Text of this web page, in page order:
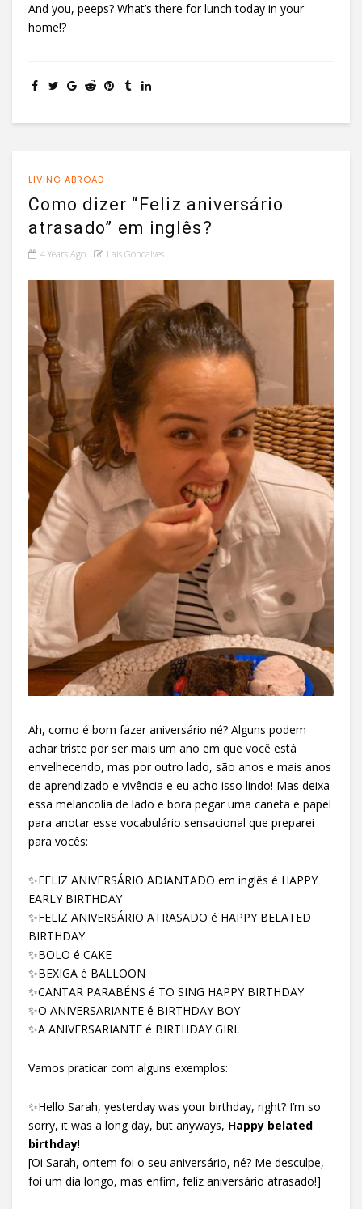
And you, peeps? What’s there for lunch today in your
home!?
LIVING ABROAD
Como dizer “Feliz aniversário
atrasado” em inglês?
4 Years Ago Lais Goncalves
Ah, como é bom fazer aniversário né? Alguns podem
achar triste por ser mais um ano em que você está
envelhecendo, mas por outro lado, são anos e mais anos
de aprendizado e vivência e eu acho isso lindo! Mas deixa
essa melancolia de lado e bora pegar uma caneta e papel
para anotar esse vocabulário sensacional que preparei
para vocês:
✨FELIZ ANIVERSÁRIO ADIANTADO em inglês é HAPPY
EARLY BIRTHDAY
✨FELIZ ANIVERSÁRIO ATRASADO é HAPPY BELATED
BIRTHDAY
✨BOLO é CAKE
✨BEXIGA é BALLOON
✨CANTAR PARABÉNS é TO SING HAPPY BIRTHDAY
✨O ANIVERSARIANTE é BIRTHDAY BOY
✨A ANIVERSARIANTE é BIRTHDAY GIRL
Vamos praticar com alguns exemplos:
✨Hello Sarah, yesterday was your birthday, right? I’m so
sorry, it was a long day, but anyways, Happy belated
birthday!
[Oi Sarah, ontem foi o seu aniversário, né? Me desculpe,
foi um dia longo, mas enfim, feliz aniversário atrasado!]